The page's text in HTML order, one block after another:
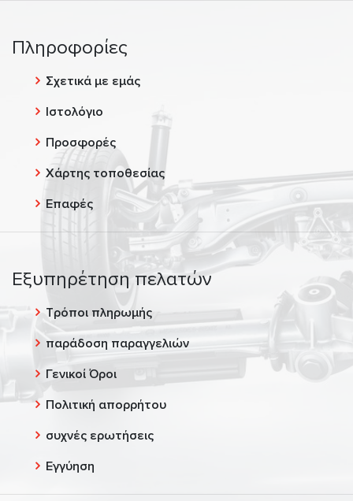
Πληροφορίες
Σχετικά με εμάς
Ιστολόγιο
Προσφορές
Χάρτης τοποθεσίας
Επαφές
Εξυπηρέτηση πελατών
Τρόποι πληρωμής
παράδοση παραγγελιών
Γενικοί Όροι
Πολιτική απορρήτου
συχνές ερωτήσεις
Εγγύηση